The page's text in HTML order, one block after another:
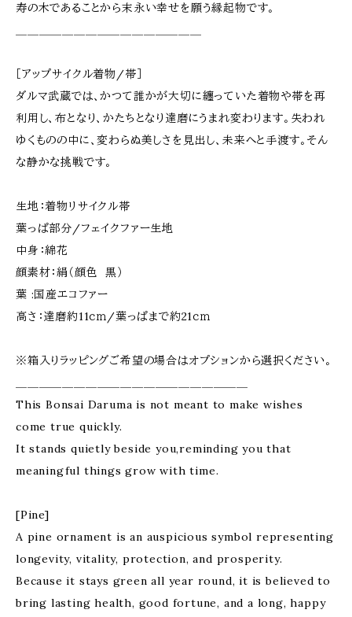
寿の木であることから末永い幸せを願う縁起物です。
［アップサイクル着物/帯］
ダルマ武蔵では、かつて誰かが大切に纏っていた着物や帯を再
利用し、布となり、かたちとなり達磨にうまれ変わります。失われ
ゆくものの中に、変わらぬ美しさを見出し、未来へと手渡す。そん
な静かな挑戦です。
生地：着物リサイクル帯
葉っぱ部分/フェイクファー生地
中身：綿花
顔素材：絹（顔色 黒）
葉 :国産エコファー
高さ：達磨約11ｃｍ/葉っぱまで約21ｃｍ
※箱入りラッピングご希望の場合はオプションから選択ください。
This Bonsai Daruma is not meant to make wishes
come true quickly.
It stands quietly beside you,reminding you that
meaningful things grow with time.
[Pine]
A pine ornament is an auspicious symbol representing
longevity, vitality, protection, and prosperity.
Because it stays green all year round, it is believed to
bring lasting health, good fortune, and a long, happy